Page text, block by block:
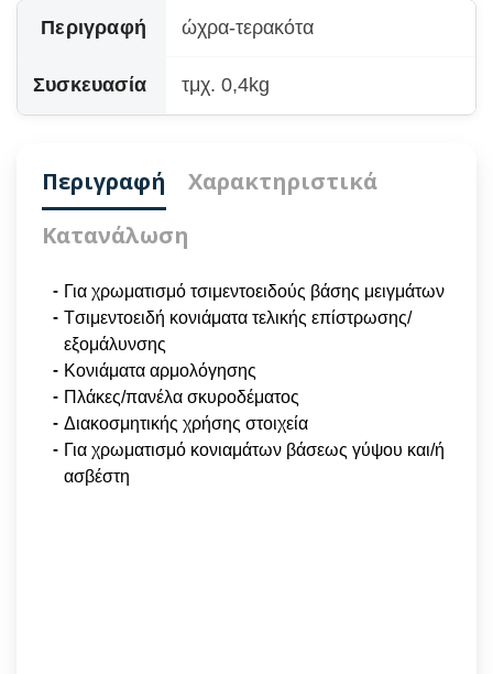
Περιγραφή ώχρα-τερακότα
Συσκευασία τμχ. 0,4kg
Περιγραφή
Χαρακτηριστικά
Κατανάλωση
Για χρωματισμό τσιμεντοειδούς βάσης μειγμάτων
Tσιμεντοειδή κονιάματα τελικής επίστρωσης/
εξομάλυνσης
Κονιάματα αρμολόγησης
Πλάκες/πανέλα σκυροδέματος
Διακοσμητικής χρήσης στοιχεία
Για χρωματισμό κονιαμάτων βάσεως γύψου και/ή
ασβέστη